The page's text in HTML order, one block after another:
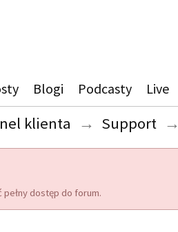
Blogi Podcasty Live
klienta → Support →
pełny dostęp do forum.